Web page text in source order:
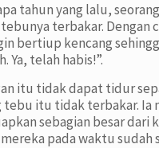
tahun yang lalu,
terbakar. Dengan
bertiup kencang
Ya, telah habis!”.
itu tidak dapat tidur
tebu itu tidak terbakar. Ia
sebagian besar
pada waktu sudah